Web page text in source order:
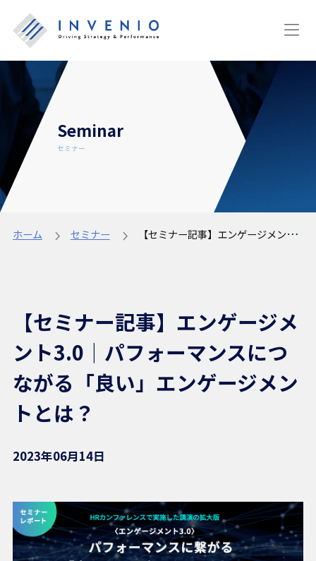
Seminar
セミナー
ホーム セミナー 【セミナー記事】エンゲージメント3.0｜パフォーマンスにつながる「良い」エンゲージメントとは？
【セミナー記事】エンゲージメ
ント3.0｜パフォーマンスにつ
ながる「良い」エンゲージメン
トとは？
2023年06月14日